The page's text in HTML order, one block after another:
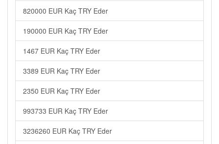
820000 EUR Kaç TRY Eder
190000 EUR Kaç TRY Eder
1467 EUR Kaç TRY Eder
3389 EUR Kaç TRY Eder
2350 EUR Kaç TRY Eder
993733 EUR Kaç TRY Eder
3236260 EUR Kaç TRY Eder